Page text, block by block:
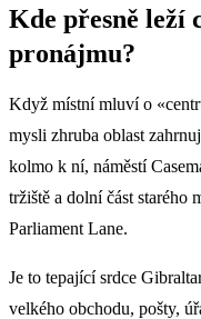
Kde přesně leží
pronájmu?
Když místní mluví o
mysli zhruba oblast
kolmo k ní, náměstí
tržiště a dolní část starého
Parliament Lane.
Je to tepající srdce
velkého obchodu, pošty,